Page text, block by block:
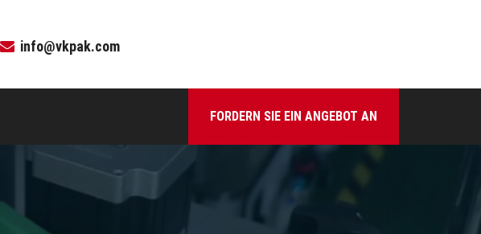
info@vkpak.com
FORDERN SIE EIN ANGEBOT AN